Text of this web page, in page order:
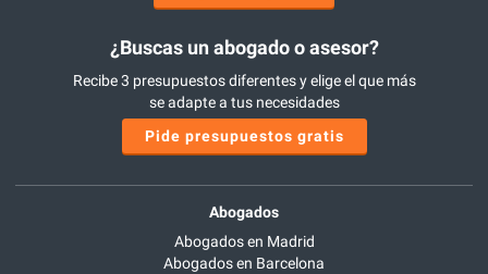
¿Buscas un abogado o asesor?
Recibe 3 presupuestos diferentes y elige el que más
se adapte a tus necesidades
Pide presupuestos gratis
Abogados
Abogados en Madrid
Abogados en Barcelona